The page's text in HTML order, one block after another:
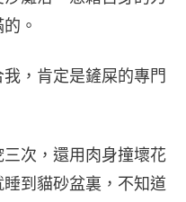
。
，肯定是鏟屎的專門
次，還用肉身撞壞花
到貓砂盆裏，不知道